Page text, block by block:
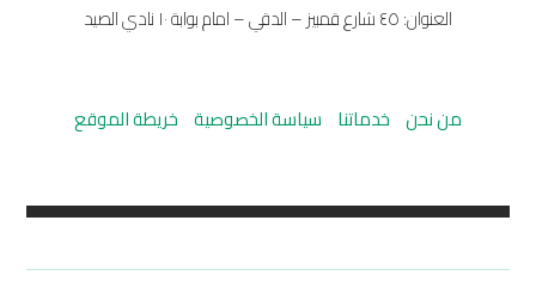
العنوان: ٤٥ شارع قمبيز – الدقي – امام بوابة ١٠ نادي الصيد
من نحن خدماتنا سياسة الخصوصية خريطة الموقع